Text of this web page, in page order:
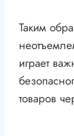
Таким
играет
товаров